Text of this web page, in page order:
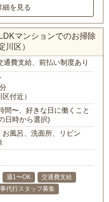
細を見る
マンションでのお掃除
川区）
通費支給、前払い制度あり
付近）
間〜、好きな日に働くこと
日時から選択)
風呂、洗面所、リビン
週1〜OK
交通費支給
代行スタッフ募集